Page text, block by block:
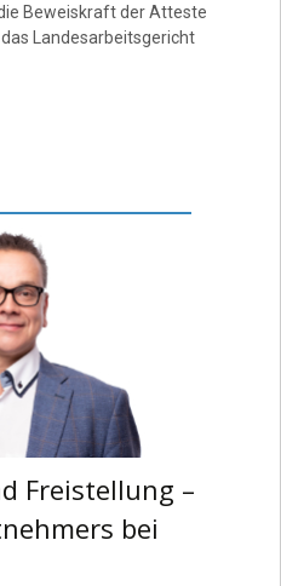
Beweiskraft der Atteste
Landesarbeitsgericht
Freistellung –
bei